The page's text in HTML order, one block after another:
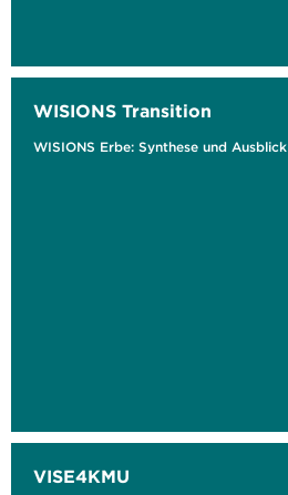
WISIONS Transition
WISIONS Erbe: Synthese und Ausblick
VISE4KMU